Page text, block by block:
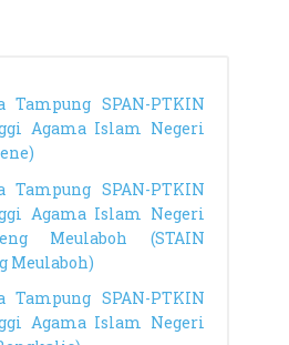
Tampung SPAN-PTKIN
Agama Islam Negeri
Tampung SPAN-PTKIN
Agama Islam Negeri
Meulaboh (STAIN
Meulaboh)
Tampung SPAN-PTKIN
Agama Islam Negeri